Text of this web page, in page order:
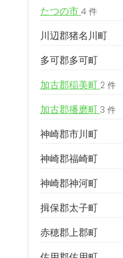
たつの市 4 件
川辺郡猪名川町
多可郡多可町
加古郡稲美町 2 件
加古郡播磨町 3 件
神崎郡市川町
神崎郡福崎町
神崎郡神河町
揖保郡太子町
赤穂郡上郡町